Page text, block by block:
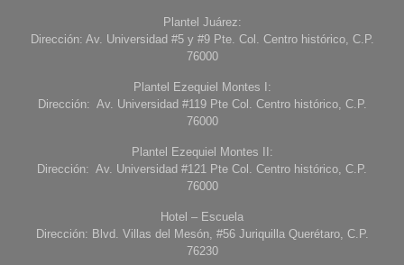
Plantel Juárez:
Dirección: Av. Universidad #5 y #9 Pte. Col. Centro histórico, C.P.
76000
Plantel Ezequiel Montes I:
Dirección: Av. Universidad #119 Pte Col. Centro histórico, C.P.
76000
Plantel Ezequiel Montes II:
Dirección: Av. Universidad #121 Pte Col. Centro histórico, C.P.
76000
Hotel – Escuela
Dirección: Blvd. Villas del Mesón, #56 Juriquilla Querétaro, C.P.
76230